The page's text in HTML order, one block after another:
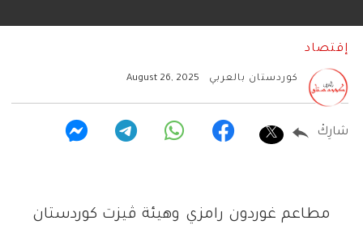
إقتصاد
كوردستان بالعربي August 26, 2025
شارِكْ
مطاعم غوردون رامزي وهيئة ڤيزت كوردستان